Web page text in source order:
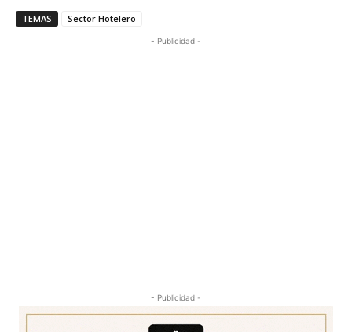
TEMAS Sector Hotelero
- Publicidad -
- Publicidad -